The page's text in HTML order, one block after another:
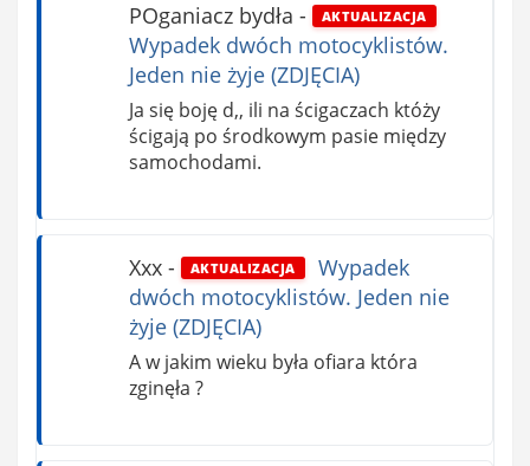
POganiacz bydła - AKTUALIZACJA
Wypadek dwóch motocyklistów.
Jeden nie żyje (ZDJĘCIA)
Ja się boję d,, ili na ścigaczach któży
ścigają po środkowym pasie między
samochodami.
Xxx- AKTUALIZACJA
Wypadek
dwóch motocyklistów. Jeden nie
żyje (ZDJĘCIA)
A w jakim wieku była ofiara która
zginęła ?